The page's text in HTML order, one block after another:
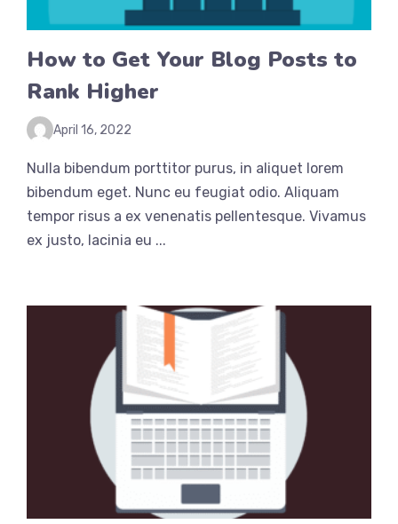
How to Get Your Blog Posts to
Rank Higher
April 16, 2022
Nulla bibendum porttitor purus, in aliquet lorem
bibendum eget. Nunc eu feugiat odio. Aliquam
tempor risus a ex venenatis pellentesque. Vivamus
ex justo, lacinia eu ...